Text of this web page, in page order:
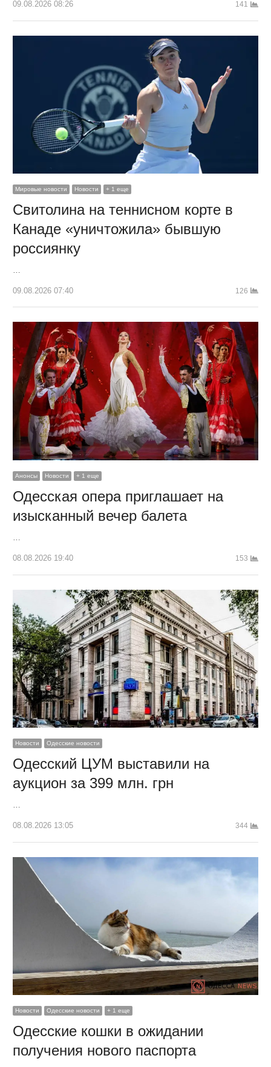
09.08.2026 08:26 141
Мировые новости Новости + 1 еще
Свитолина на теннисном корте в
Канаде «уничтожила» бывшую
россиянку
09.08.2026 07:40 126
Анонсы Новости + 1 еще
Одесская опера приглашает на
изысканный вечер балета
08.08.2026 19:40 153
Новости Одесские новости
Одесский ЦУМ выставили на
аукцион за 399 млн. грн
…
08.08.2026 13:05 344
Новости Одесские новости + 1 еще
Одесские кошки в ожидании
получения нового паспорта